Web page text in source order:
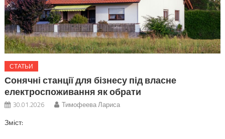
СТАТЬИ
Сонячні станції для бізнесу під власне
електроспоживання як обрати
30.01.2026 Тимофеева Лариса
Зміст: